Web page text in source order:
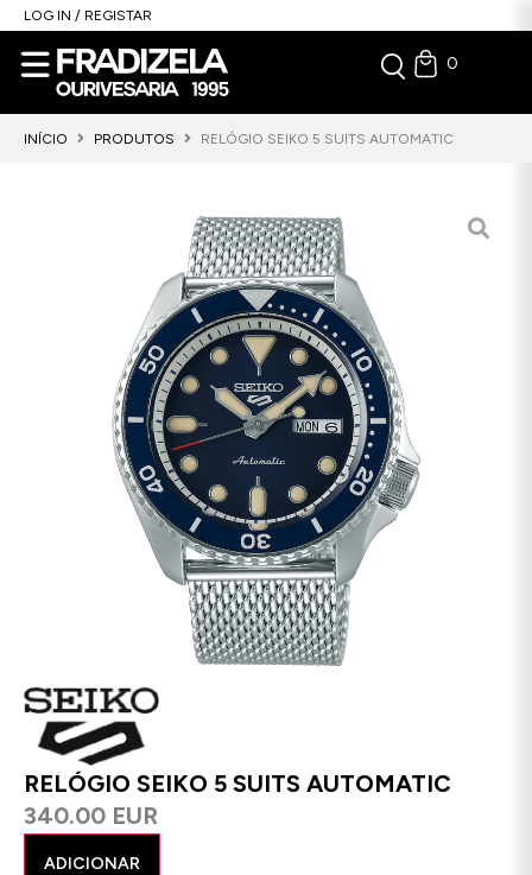
LOG IN / REGISTAR
0
INÍCIO PRODUTOS RELÓGIO SEIKO 5 SUITS AUTOMATIC
RELÓGIO SEIKO 5 SUITS AUTOMATIC
340.00 EUR
ADICIONAR